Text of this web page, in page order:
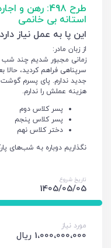
طرح 498: رهن
استانه بی خانمی
این پا به عمل نیاز
از زبان مادر:
زمانی مجبور شدیم چند شب
سرپناهی فراهم کردید،
جدید ندارم. پای پسرم گوشت
هزینه عملش را ندارم.
پسر کلاس دوم
پسر کلاس پنجم
دختر کلاس نهم
نگذاریم دوباره به شب‌های
تاریخ شروع
1405/05/05
مورد نیاز
1،000،000،000 ریال